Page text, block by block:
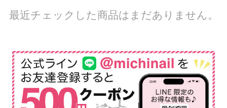
最近チェックした商品はまだありません。